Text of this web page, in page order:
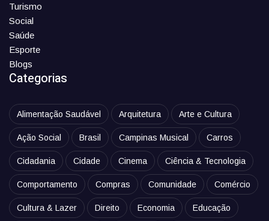
Turismo
Social
Saúde
Esporte
Blogs
Categorias
Alimentação Saudável Arquitetura Arte e Cultura
Ação Social Brasil Campinas Musical Carros
Cidadania Cidade Cinema Ciência & Tecnologia
Comportamento Compras Comunidade Comércio
Cultura & Lazer Direito Economia Educação